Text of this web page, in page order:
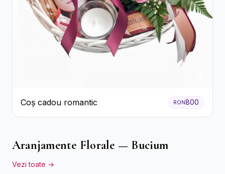
Coș cadou romantic RON800
Aranjamente Florale — Bucium
Vezi toate →